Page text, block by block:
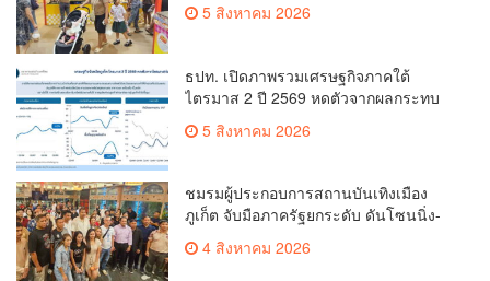
5 สิงหาคม 2026
ธปท. เปิดภาพรวมเศรษฐกิจภาคใต้
ไตรมาส 2 ปี 2569 หดตัวจากผลกระทบ
5 สิงหาคม 2026
ชมรมผู้ประกอบการสถานบันเทิงเมือง
ภูเก็ต จับมือภาครัฐยกระดับ ดันโซนนิ่ง-
4 สิงหาคม 2026